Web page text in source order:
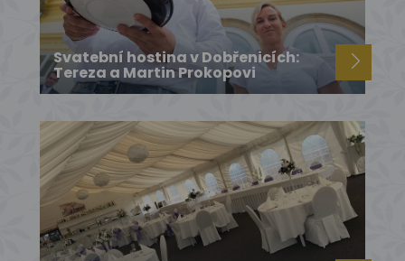
Svatební hostina v Dobřenicích:
Tereza a Martin Prokopovi